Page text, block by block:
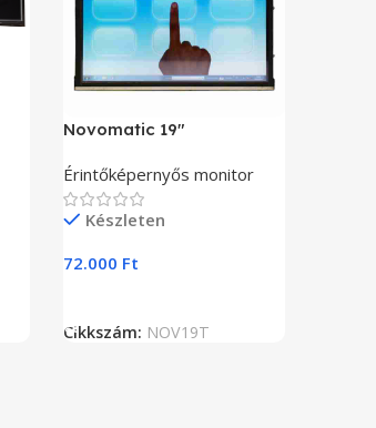
Novomatic 19″
Érintőképernyős monitor
Készleten
72.000 Ft
Cikkszám: NOV19T